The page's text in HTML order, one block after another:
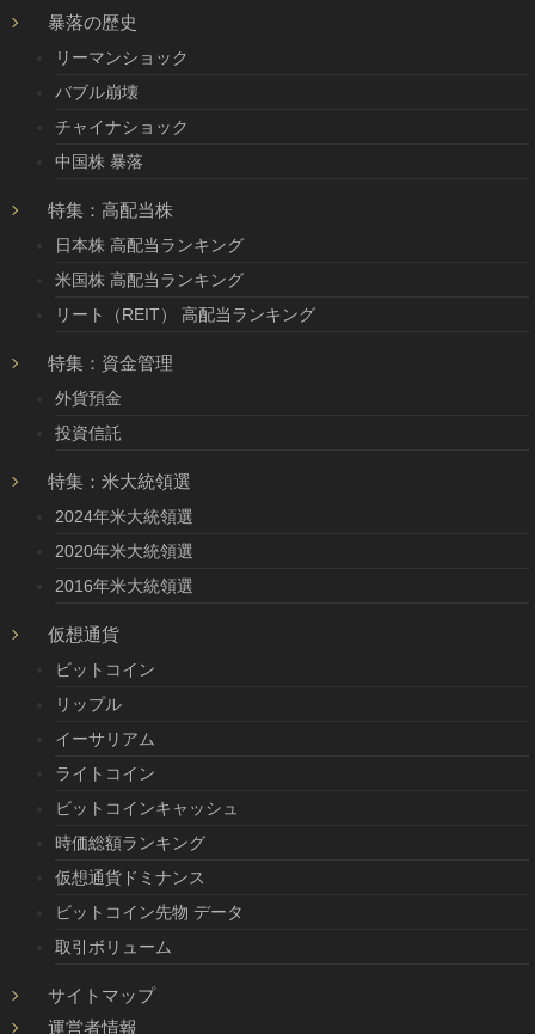
暴落の歴史
リーマンショック
バブル崩壊
チャイナショック
中国株 暴落
特集：高配当株
日本株 高配当ランキング
米国株 高配当ランキング
リート（REIT） 高配当ランキング
特集：資金管理
外貨預金
投資信託
特集：米大統領選
2024年米大統領選
2020年米大統領選
2016年米大統領選
仮想通貨
ビットコイン
リップル
イーサリアム
ライトコイン
ビットコインキャッシュ
時価総額ランキング
仮想通貨ドミナンス
ビットコイン先物 データ
取引ボリューム
サイトマップ
運営者情報